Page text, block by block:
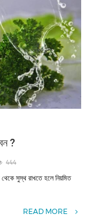
?
444
সুস্থ রাখতে হলে নিয়মিত
READ MORE